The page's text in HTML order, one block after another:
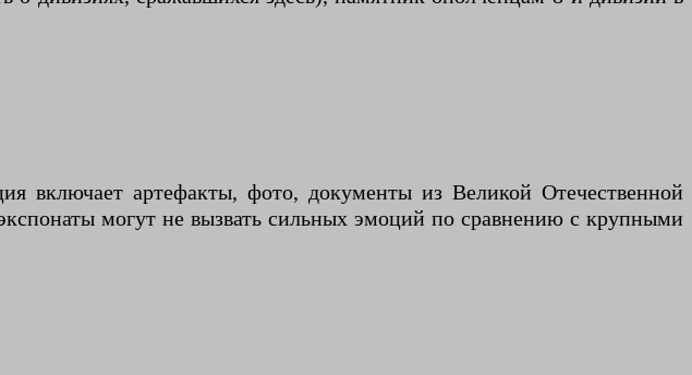
включает артефакты, фото, документы из Великой Отечественной
могут не вызвать сильных эмоций по сравнению с крупными